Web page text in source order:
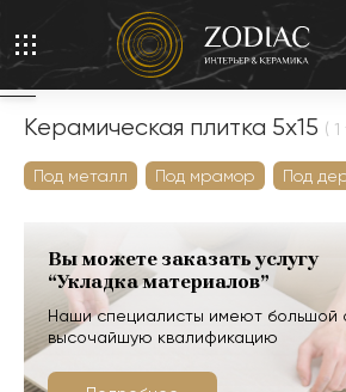
Керамическая плитка 5x15 (
Под металл Под мрамор Под
Вы можете заказать услугу
“Укладка материалов”
Наши специалисты имеют большой
высочайшую квалификацию